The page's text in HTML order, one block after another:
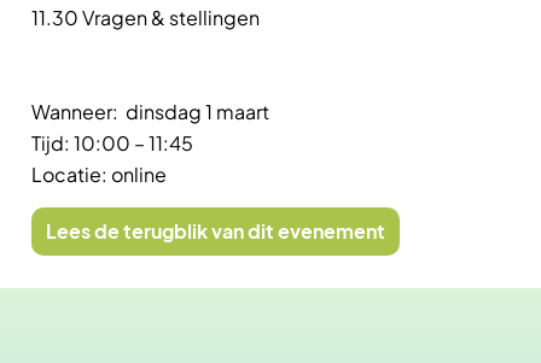
11.30 Vragen & stellingen
Wanneer: dinsdag 1 maart
Tijd: 10:00 – 11:45
Locatie: online
Lees de terugblik van dit evenement